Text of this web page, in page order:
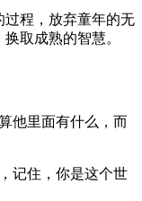
过程，放弃童年的无
取成熟的智慧。
他里面有什么，而
记住，你是这个世